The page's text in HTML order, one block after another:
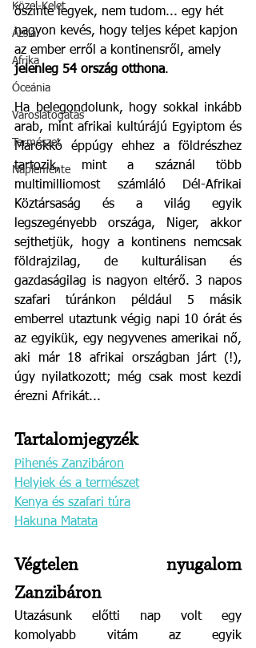
Közel-Kelet
Ázsia
Afrika
Óceánia
Városlátogatás
Természet
Naplemente
őszinte legyek, nem tudom... egy hét
nagyon kevés, hogy teljes képet kapjon
az ember erről a kontinensről, amely
jelenleg 54 ország otthona.
Ha belegondolunk, hogy sokkal inkább
arab, mint afrikai kultúrájú Egyiptom és
Marokkó éppúgy ehhez a földrészhez
tartozik, mint a száznál több
multimilliomost számláló Dél-Afrikai
Köztársaság és a világ egyik
legszegényebb országa, Niger, akkor
sejthetjük, hogy a kontinens nemcsak
földrajzilag, de kulturálisan és
gazdaságilag is nagyon eltérő. 3 napos
szafari túránkon például 5 másik
emberrel utaztunk végig napi 10 órát és
az egyikük, egy negyvenes amerikai nő,
aki már 18 afrikai országban járt (!),
úgy nyilatkozott; még csak most kezdi
érezni Afrikát...
Tartalomjegyzék
Pihenés Zanzibáron
Helyiek és a természet
Kenya és szafari túra
Hakuna Matata
Végtelen nyugalom
Zanzibáron
Utazásunk előtti nap volt egy
komolyabb vitám az egyik